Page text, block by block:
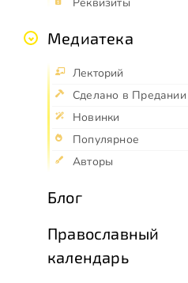
Медиатека
Лекторий
Сделано в Предании
Новинки
Популярное
Авторы
Блог
Православный
календарь